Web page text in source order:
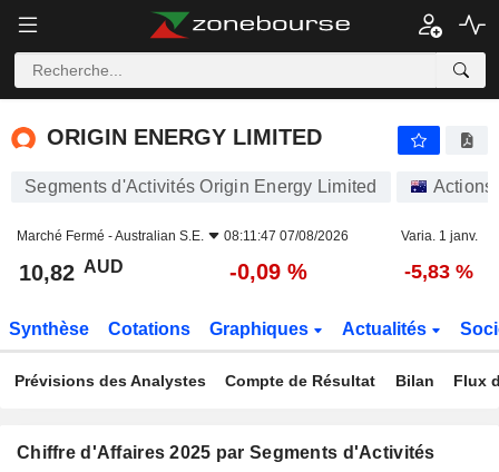
ORIGIN ENERGY LIMITED
ORIGIN ENERGY LIMITED
Segments d'Activités Origin Energy Limited Actions
Marché Fermé -Australian S.E. 08:11:47 07/08/2026 Varia. 1 janv.
10,82 AUD -0,09 % -5,83 %
Synthèse Cotations Graphiques Actualités
Prévisions des Analystes Compte de Résultat Bilan Flux
Chiffre d'Affaires 2025 par Segments d'Activités